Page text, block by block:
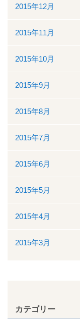
2015年12月
2015年11月
2015年10月
2015年9月
2015年8月
2015年7月
2015年6月
2015年5月
2015年4月
2015年3月
カテゴリー